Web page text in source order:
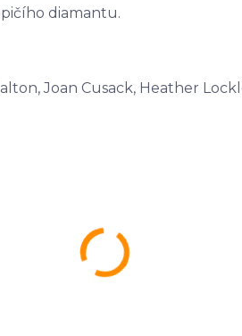
diamantu.
Joan Cusack, Heather